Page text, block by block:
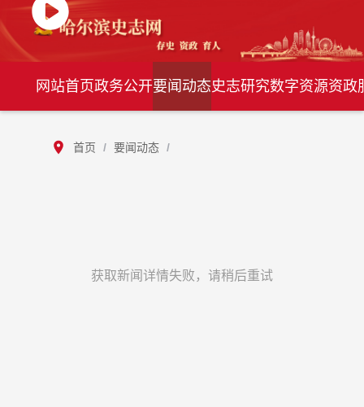
网站首页政务公开要闻动态史志研究数字资源资政
首页 / 要闻动态 /
获取新闻详情失败，请稍后重试